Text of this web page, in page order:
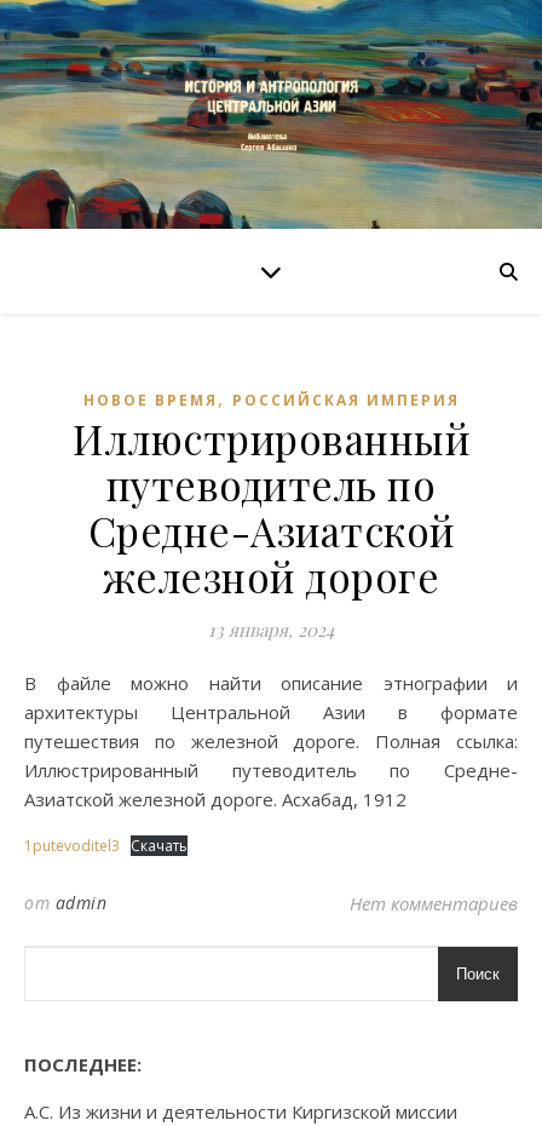
НОВОЕ ВРЕМЯ , РОССИЙСКАЯ ИМПЕРИЯ
Иллюстрированный
путеводитель по
Средне-Азиатской
железной дороге
13 января, 2024
В файле можно найти описание этнографии и
архитектуры Центральной Азии в формате
путешествия по железной дороге. Полная ссылка:
Иллюстрированный путеводитель по Средне-
Азиатской железной дороге. Асхабад, 1912
1putevoditel3 Скачать
от admin Нет комментариев
Поиск
ПОСЛЕДНЕЕ:
А.С. Из жизни и деятельности Киргизской миссии